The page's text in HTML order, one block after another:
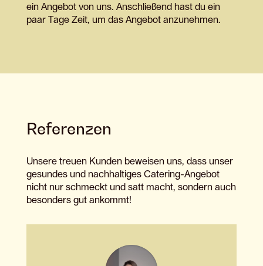
ein Angebot von uns. Anschließend hast du ein
paar Tage Zeit, um das Angebot anzunehmen.
Referenzen
Unsere treuen Kunden beweisen uns, dass unser
gesundes und nachhaltiges Catering-Angebot
nicht nur schmeckt und satt macht, sondern auch
besonders gut ankommt!